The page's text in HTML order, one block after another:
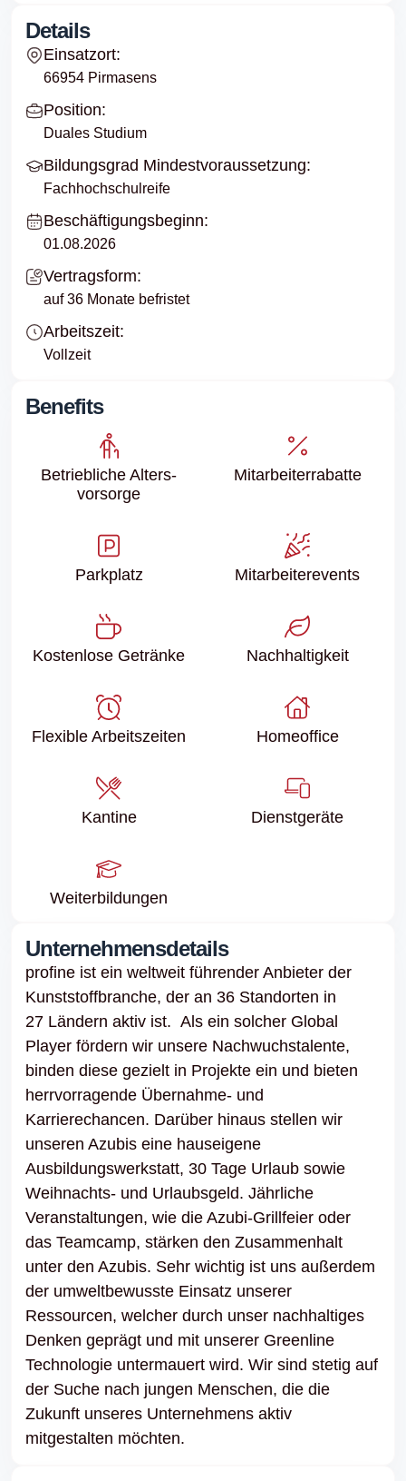
Details
Einsatzort:
66954 Pirmasens
Position:
Duales Studium
Bildungsgrad Mindestvoraussetzung:
Fachhochschulreife
Beschäftigungsbeginn:
01.08.2026
Vertragsform:
auf 36 Monate befristet
Arbeitszeit:
Vollzeit
Benefits
Betriebliche Alters­
vorsorge
Mitarbeiter­rabatte
Parkplatz Mitarbeiter­events
Kostenlose Getränke Nachhaltigkeit
Flexible Arbeitszeiten Homeoffice
Kantine Dienstgeräte
Weiter­bildungen
Unternehmensdetails
profine ist ein weltweit führender Anbieter der
Kunststoffbranche, der an 36 Standorten in
27 Ländern aktiv ist. Als ein solcher Global
Player fördern wir unsere Nachwuchstalente,
binden diese gezielt in Projekte ein und bieten
herrvorragende Übernahme- und
Karrierechancen. Darüber hinaus stellen wir
unseren Azubis eine hauseigene
Ausbildungswerkstatt, 30 Tage Urlaub sowie
Weihnachts- und Urlaubsgeld. Jährliche
Veranstaltungen, wie die Azubi-Grillfeier oder
das Teamcamp, stärken den Zusammenhalt
unter den Azubis. Sehr wichtig ist uns außerdem
der umweltbewusste Einsatz unserer
Ressourcen, welcher durch unser nachhaltiges
Denken geprägt und mit unserer Greenline
Technologie untermauert wird. Wir sind stetig auf
der Suche nach jungen Menschen, die die
Zukunft unseres Unternehmens aktiv
mitgestalten möchten.